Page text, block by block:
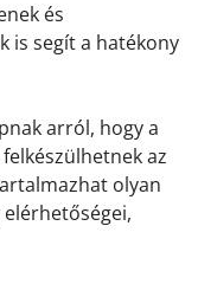
és
is segít a hatékony
arról, hogy a
az
olyan